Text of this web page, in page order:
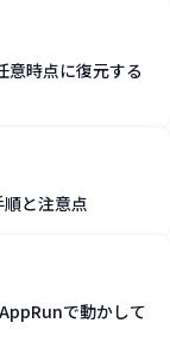
意時点に復元する
と注意点
で動かして